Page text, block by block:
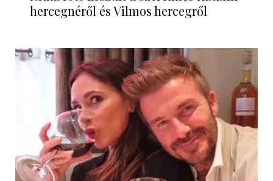
hercegnéről és Vilmos hercegről